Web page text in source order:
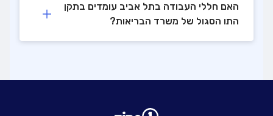
האם חללי העבודה בתל אביב עומדים בתקן
התו הסגול של משרד הבריאות?